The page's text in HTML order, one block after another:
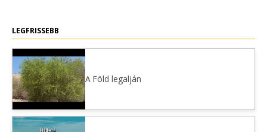
LEGFRISSEBB
A Föld legalján